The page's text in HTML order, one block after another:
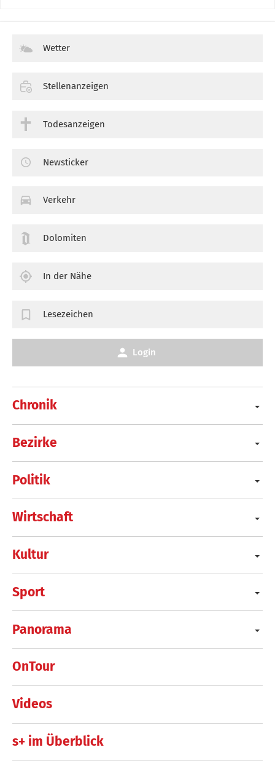
Chronik
Bezirke
Politik
Wirtschaft
Kultur
Sport
Panorama
OnTour
Videos
s+ im Überblick
Wetter
Stellenanzeigen
Todesanzeigen
Newsticker
Verkehr
Dolomiten
In der Nähe
Lesezeichen
Login